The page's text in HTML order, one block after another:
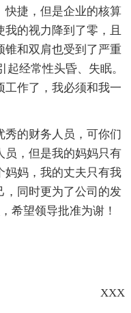
快捷，但是企业的核算
的视力降到了零，且
锥和双肩也受到了严重
经常性头昏、失眠。
工作了，我必须和我一
的财务人员，可你们
员，但是我的妈妈只有
妈妈，我的丈夫只有我
，同时更为了公司的发
希望领导批准为谢！
XXX